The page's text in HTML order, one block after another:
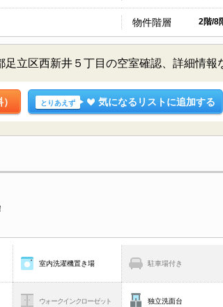
物件階層 2階/8
立区西新井５丁目の空室確認、詳細情報
とりあえず 気になるリストに追加する
室内洗濯機置き場 駐車場付き
ウォークインクローゼット 独立洗面台